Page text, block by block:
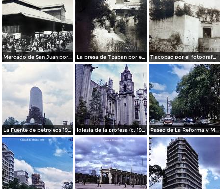
Mercado de San Juan por el fotografo Felix Miret La presa de Tizapan por el fotografo Fernando Kososky. ( Circulada el 22 de Diembre de 1910 ). Tlacopac por el fotografo Hugo Brehme.
La Fuente de petroleos 1950. Iglesia de la profesa (c. 1950) Paseo de La Reforma y Mto a La Independencia 1950